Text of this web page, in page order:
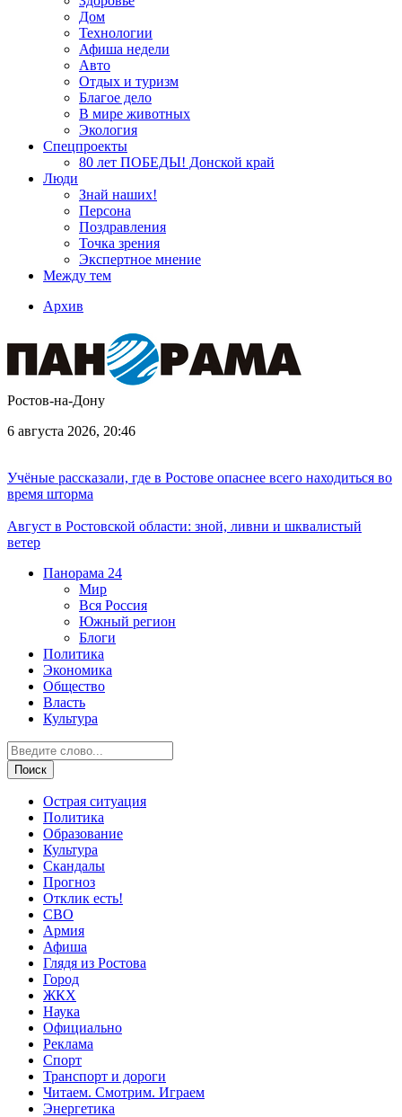
Дом
Технологии
Афиша недели
Авто
Отдых и туризм
Благое дело
В мире животных
Экология
Спецпроекты
80 лет ПОБЕДЫ! Донской край
Люди
Знай наших!
Персона
Поздравления
Точка зрения
Экспертное мнение
Между тем
Архив
Ростов-на-Дону
6 августа 2026, 20:46
Учёные рассказали, где в Ростове опаснее всего находиться во
время шторма
Август в Ростовской области: зной, ливни и шквалистый
ветер
Панорама 24
Мир
Вся Россия
Южный регион
Блоги
Политика
Экономика
Общество
Власть
Культура
Острая ситуация
Политика
Образование
Культура
Скандалы
Прогноз
Отклик есть!
СВО
Армия
Афиша
Глядя из Ростова
Город
ЖКХ
Наука
Официально
Реклама
Спорт
Транспорт и дороги
Читаем. Смотрим. Играем
Энергетика